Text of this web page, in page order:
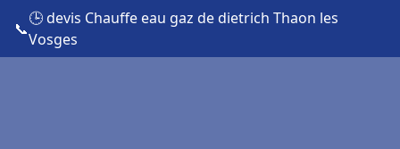
📞
🕒 devis Chauffe eau gaz de dietrich Thaon les
Vosges